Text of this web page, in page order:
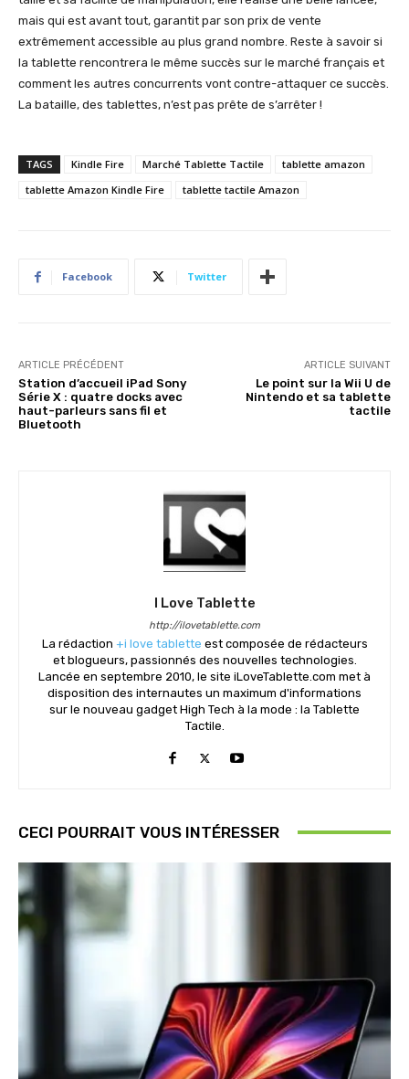
mais qui est avant tout, garantit par son prix de vente
extrêmement accessible au plus grand nombre. Reste à savoir si
la tablette rencontrera le même succès sur le marché français et
comment les autres concurrents vont contre-attaquer ce succès.
La bataille, des tablettes, n’est pas prête de s’arrêter !
TAGS Kindle Fire Marché Tablette Tactile
tablette amazon
tablette Amazon Kindle Fire
tablette tactile Amazon
Facebook Twitter
ARTICLE PRÉCÉDENT
Station d’accueil iPad Sony
Série X : quatre docks avec
haut-parleurs sans fil et
Bluetooth
ARTICLE SUIVANT
Le point sur la Wii U de
Nintendo et sa tablette
tactile
I Love Tablette
http://ilovetablette.com
La rédaction +i love tablette est composée de rédacteurs
et blogueurs, passionnés des nouvelles technologies.
Lancée en septembre 2010, le site iLoveTablette.com met à
disposition des internautes un maximum d'informations
sur le nouveau gadget High Tech à la mode : la Tablette
Tactile.
CECI POURRAIT VOUS INTÉRESSER